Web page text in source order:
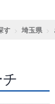
す 埼玉県